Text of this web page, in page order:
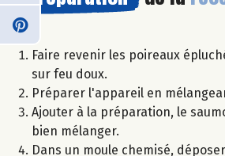
Faire revenir les poireaux
sur feu doux.
Préparer l'appareil en
Ajouter à la préparation, le
bien mélanger.
Dans un moule chemisé,